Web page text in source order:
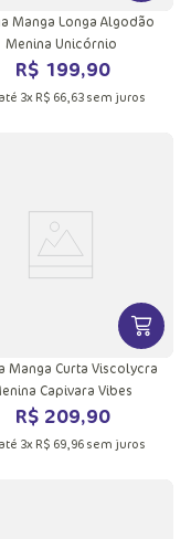
Manga Longa Algodão
Menina Unicórnio
R$ 199,90
3x R$ 66,63sem juros
DOVER
Manga Curta Viscolycra
Capivara Vibes
R$ 209,90
3x R$ 69,96sem juros